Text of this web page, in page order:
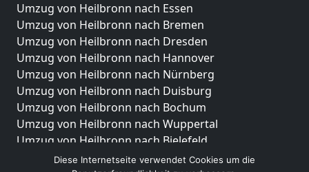
Umzug von Heilbronn nach Essen
Umzug von Heilbronn nach Bremen
Umzug von Heilbronn nach Dresden
Umzug von Heilbronn nach Hannover
Umzug von Heilbronn nach Nürnberg
Umzug von Heilbronn nach Duisburg
Umzug von Heilbronn nach Bochum
Umzug von Heilbronn nach Wuppertal
Umzug von Heilbronn nach Bielefeld
Umzug von Heilbronn nach Bonn
Diese Internetseite verwendet Cookies um die